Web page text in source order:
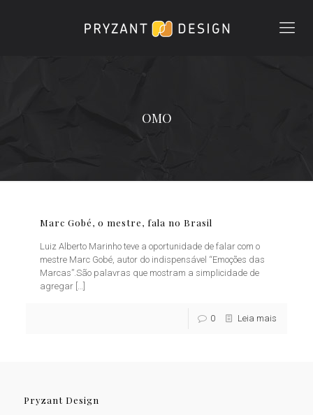
OMO
Marc Gobé, o mestre, fala no Brasil
Luiz Alberto Marinho teve a oportunidade de falar com o
mestre Marc Gobé, autor do indispensável “Emoções das
Marcas”.São palavras que mostram a simplicidade de
agregar […]
0 Leia mais
Pryzant Design